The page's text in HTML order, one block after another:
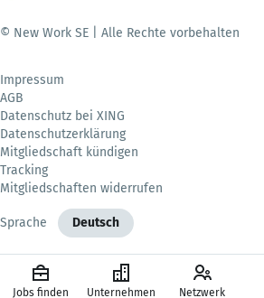
© New Work SE | Alle Rechte vorbehalten
Impressum
AGB
Datenschutz bei XING
Datenschutzerklärung
Mitgliedschaft kündigen
Tracking
Mitgliedschaften widerrufen
Sprache Deutsch
Jobs finden Unternehmen Netzwerk